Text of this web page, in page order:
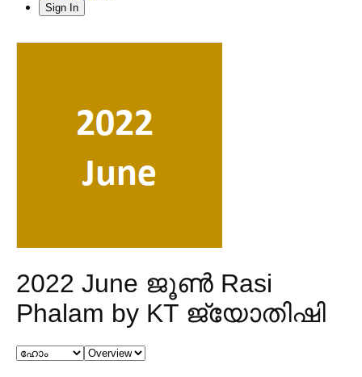
Sign In
2022 June ജൂൺ Rasi
Phalam by KT ജ്യോതിഷി